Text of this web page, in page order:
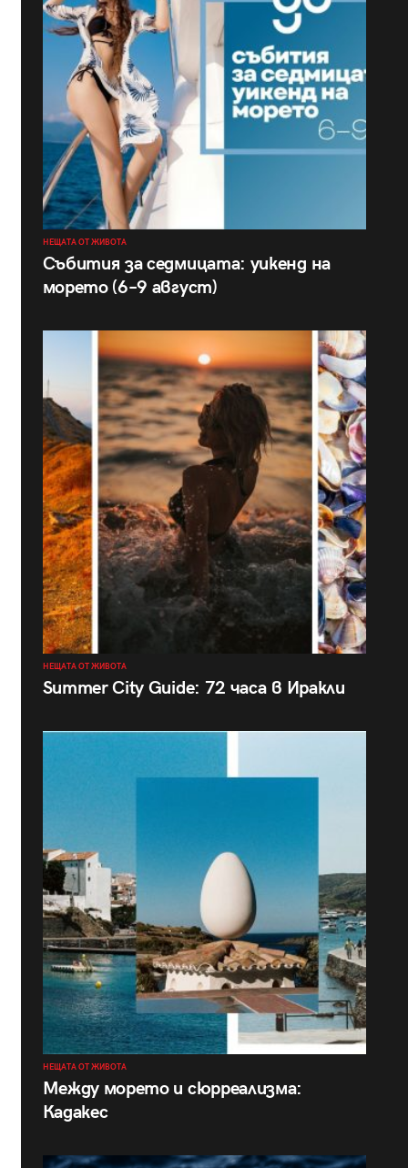
НЕЩАТА ОТ ЖИВОТА
Събития за седмицата: уикенд на
морето (6–9 август)
НЕЩАТА ОТ ЖИВОТА
Summer City Guide: 72 часа в Иракли
НЕЩАТА ОТ ЖИВОТА
Между морето и сюрреализма:
Кадакес